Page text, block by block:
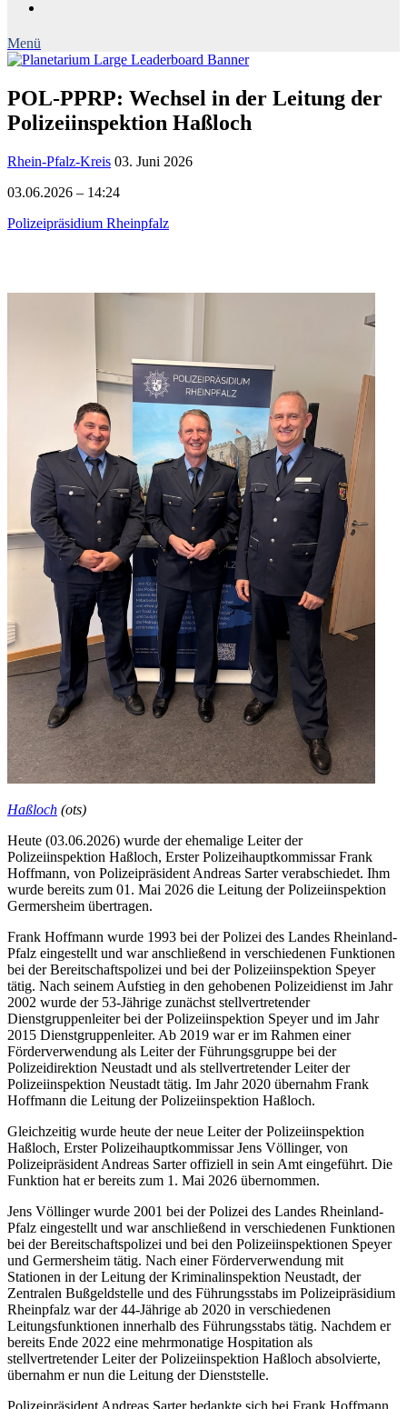
POL-PPRP: Wechsel in der Leitung der
Polizeiinspektion Haßloch
Rhein-Pfalz-Kreis 03. Juni 2026
03.06.2026 – 14:24
Polizeipräsidium Rheinpfalz
Haßloch (ots)
Heute (03.06.2026) wurde der ehemalige Leiter der
Polizeiinspektion Haßloch, Erster Polizeihauptkommissar Frank
Hoffmann, von Polizeipräsident Andreas Sarter verabschiedet. Ihm
wurde bereits zum 01. Mai 2026 die Leitung der Polizeiinspektion
Germersheim übertragen.
Frank Hoffmann wurde 1993 bei der Polizei des Landes Rheinland-
Pfalz eingestellt und war anschließend in verschiedenen Funktionen
bei der Bereitschaftspolizei und bei der Polizeiinspektion Speyer
tätig. Nach seinem Aufstieg in den gehobenen Polizeidienst im Jahr
2002 wurde der 53-Jährige zunächst stellvertretender
Dienstgruppenleiter bei der Polizeiinspektion Speyer und im Jahr
2015 Dienstgruppenleiter. Ab 2019 war er im Rahmen einer
Förderverwendung als Leiter der Führungsgruppe bei der
Polizeidirektion Neustadt und als stellvertretender Leiter der
Polizeiinspektion Neustadt tätig. Im Jahr 2020 übernahm Frank
Hoffmann die Leitung der Polizeiinspektion Haßloch.
Gleichzeitig wurde heute der neue Leiter der Polizeiinspektion
Haßloch, Erster Polizeihauptkommissar Jens Völlinger, von
Polizeipräsident Andreas Sarter offiziell in sein Amt eingeführt. Die
Funktion hat er bereits zum 1. Mai 2026 übernommen.
Jens Völlinger wurde 2001 bei der Polizei des Landes Rheinland-
Pfalz eingestellt und war anschließend in verschiedenen Funktionen
bei der Bereitschaftspolizei und bei den Polizeiinspektionen Speyer
und Germersheim tätig. Nach einer Förderverwendung mit
Stationen in der Leitung der Kriminalinspektion Neustadt, der
Zentralen Bußgeldstelle und des Führungsstabs im Polizeipräsidium
Rheinpfalz war der 44-Jährige ab 2020 in verschiedenen
Leitungsfunktionen innerhalb des Führungsstabs tätig. Nachdem er
bereits Ende 2022 eine mehrmonatige Hospitation als
stellvertretender Leiter der Polizeiinspektion Haßloch absolvierte,
übernahm er nun die Leitung der Dienststelle.
Polizeipräsident Andreas Sarter bedankte sich bei Frank Hoffmann